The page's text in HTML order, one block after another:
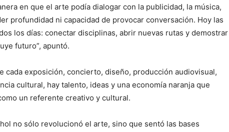
en que el arte podía dialogar con la publicidad, la música,
profundidad ni capacidad de provocar conversación. Hoy las
los días: conectar disciplinas, abrir nuevas rutas y demostrar
futuro”, apuntó.
cada exposición, concierto, diseño, producción audiovisual,
cultural, hay talento, ideas y una economía naranja que
un referente creativo y cultural.
no sólo revolucionó el arte, sino que sentó las bases